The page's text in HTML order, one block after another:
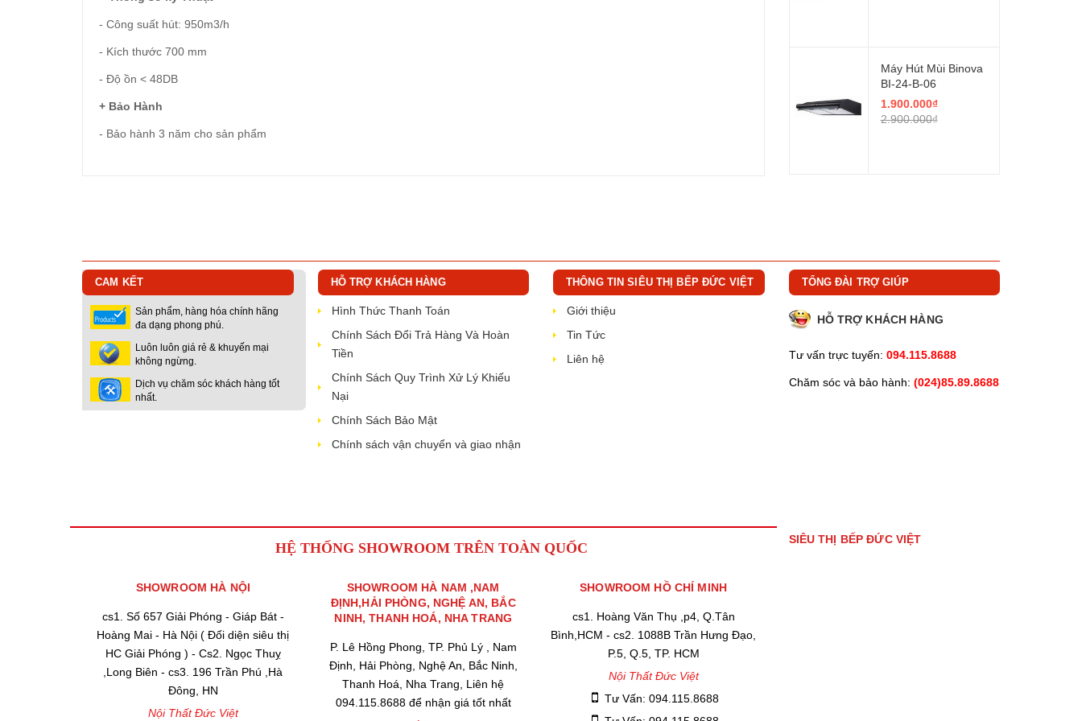
- Công suất hút: 950m3/h
- Kích thước 700 mm
- Độ ồn < 48DB
+ Bảo Hành
- Bảo hành 3 năm cho sản phẩm
Máy Hút Mùi Binova
BI-24-B-06
1.900.000₫
2.900.000₫
CAM KẾT
Sản phẩm, hàng hóa chính hãng
đa dạng phong phú.
Luôn luôn giá rẻ & khuyến mại
không ngừng.
Dịch vụ chăm sóc khách hàng tốt
nhất.
HỖ TRỢ KHÁCH HÀNG
Hình Thức Thanh Toán
Chính Sách Đổi Trả Hàng Và Hoàn
Tiền
Chính Sách Quy Trình Xử Lý Khiếu
Nại
Chính Sách Bảo Mật
Chính sách vận chuyển và giao nhận
THÔNG TIN SIÊU THỊ BẾP ĐỨC VIỆT
Giới thiệu
Tin Tức
Liên hệ
TỔNG ĐÀI TRỢ GIÚP
HỖ TRỢ KHÁCH HÀNG
Tư vấn trực tuyến: 094.115.8688
Chăm sóc và bảo hành: (024)85.89.8688
HỆ THỐNG SHOWROOM TRÊN TOÀN QUỐC
SHOWROOM HÀ NỘI
cs1. Số 657 Giải Phóng - Giáp Bát -
Hoàng Mai - Hà Nội ( Đối diện siêu thị
HC Giải Phóng ) - Cs2. Ngọc Thuỵ
,Long Biên - cs3. 196 Trần Phú ,Hà
Đông, HN
Nội Thất Đức Việt
SHOWROOM HÀ NAM ,NAM
ĐỊNH,HẢI PHÒNG, NGHỆ AN, BẮC
NINH, THANH HOÁ, NHA TRANG
P. Lê Hồng Phong, TP. Phủ Lý , Nam
Định, Hải Phòng, Nghệ An, Bắc Ninh,
Thanh Hoá, Nha Trang, Liên hệ
094.115.8688 để nhận giá tốt nhất
SHOWROOM HỒ CHÍ MINH
cs1. Hoàng Văn Thụ ,p4, Q.Tân
Bình,HCM - cs2. 1088B Trần Hưng Đạo,
P.5, Q.5, TP. HCM
Nội Thất Đức Việt
Tư Vấn: 094.115.8688
SIÊU THỊ BẾP ĐỨC VIỆT